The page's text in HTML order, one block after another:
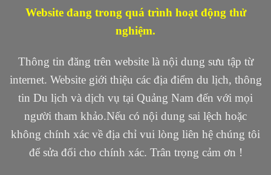
Website đang trong quá trình hoạt động thử
nghiệm.
Thông tin đăng trên website là nội dung sưu tập từ
internet. Website giới thiệu các địa điểm du lịch, thông
tin Du lịch và dịch vụ tại Quảng Nam đến với mọi
người tham khảo.Nếu có nội dung sai lệch hoặc
không chính xác về địa chỉ vui lòng liên hệ chúng tôi
để sửa đổi cho chính xác. Trân trọng cảm ơn !